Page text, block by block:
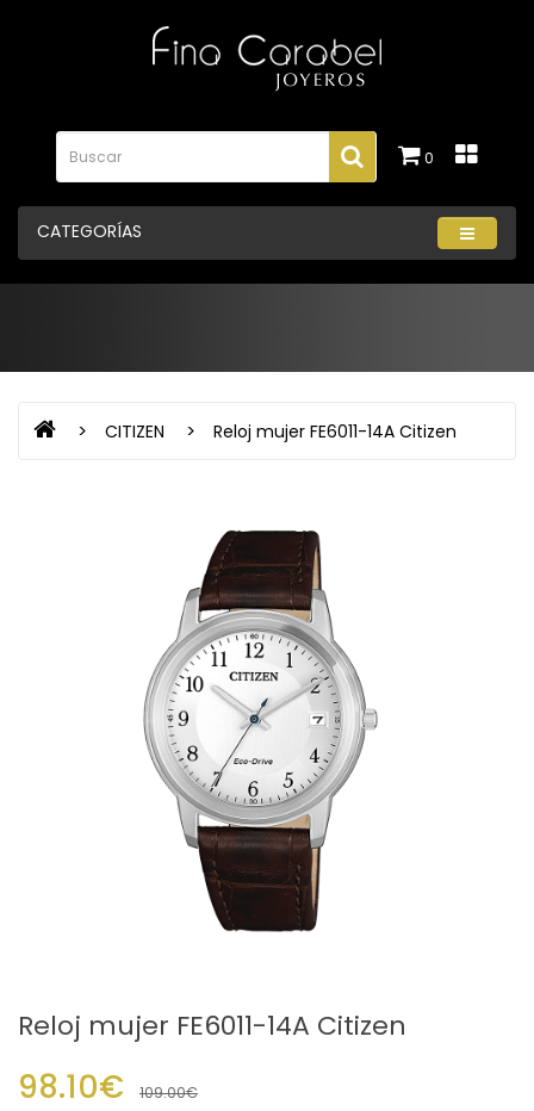
0
CATEGORÍAS
CITIZEN Reloj mujer FE6011-14A Citizen
Reloj mujer FE6011-14A Citizen
98.10€ 109.00€